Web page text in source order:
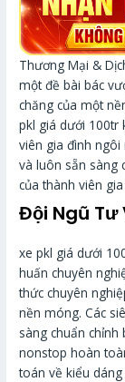
Thương Mại &
một đề bài bác
chăng của một
pkl giá dưới 100tr
viên gia đình ngôi
và luôn sẵn sàng
của thành viên
Đội Ngũ Tư
xe pkl giá dưới
huấn chuyên
thức chuyên
nền móng. Các
sàng chuẩn
nonstop hoàn
toán về kiểu